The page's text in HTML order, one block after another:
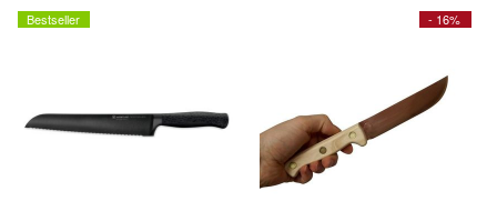
Bestseller - 16%